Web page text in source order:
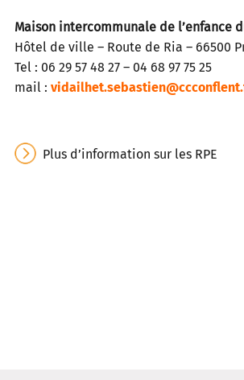
Maison intercommunale de l’enfance
Hôtel de ville – Route de Ria – 66500
Tel : 06 29 57 48 27 – 04 68 97 75 25
mail :
Plus d’information sur les RPE